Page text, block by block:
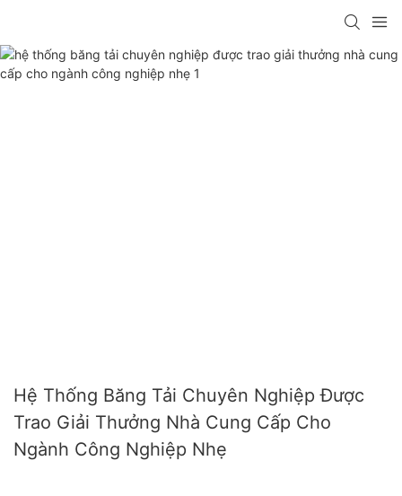
Hệ Thống Băng Tải Chuyên Nghiệp Được
Trao Giải Thưởng Nhà Cung Cấp Cho
Ngành Công Nghiệp Nhẹ